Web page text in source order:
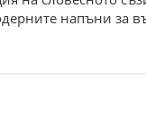
напъни за